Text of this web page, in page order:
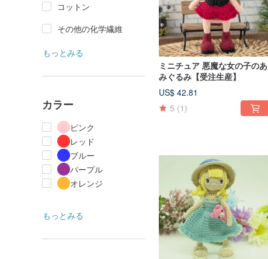
コットン
その他の化学繊維
もっとみる
カラー
ピンク
レッド
ブルー
パープル
オレンジ
もっとみる
ミニチュア 悪魔な女の子のあ
みぐるみ【受注生産】
US$ 42.81
5 (1)